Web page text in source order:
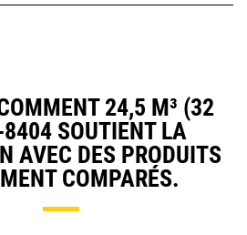
24,5 M³ (32
SOUTIENT LA
AVEC DES PRODUITS
COMPARÉS.